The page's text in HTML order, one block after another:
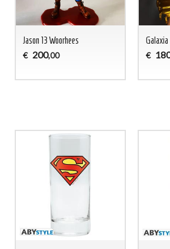
Jason 13 Woorhees
€ 200,00
Galaxia
€